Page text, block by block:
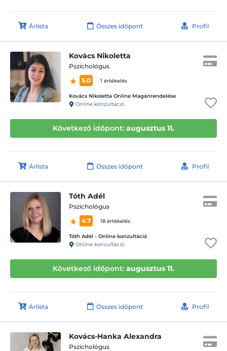
Árlista Összes időpont Profil
Kovács Nikoletta
Pszichológus
5.0
1 értékelés
Kovács Nikoletta Online Magánrendelése
Online konzultáció
Következő időpont: augusztus 11.
Árlista Összes időpont Profil
Tóth Adél
Pszichológus
4.7
18 értékelés
Tóth Adél - Online konzultáció
Online konzultáció
Következő időpont: augusztus 11.
Árlista Összes időpont Profil
Kovács-Hanka Alexandra
Pszichológus